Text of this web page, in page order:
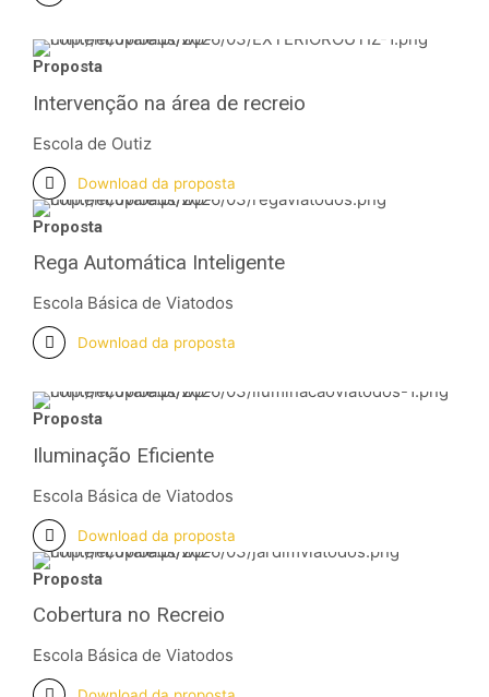
Proposta
Intervenção na área de recreio
Escola de Outiz
Download da proposta
Proposta
Rega Automática Inteligente
Escola Básica de Viatodos
Download da proposta
Proposta
Iluminação Eficiente
Escola Básica de Viatodos
Download da proposta
Proposta
Cobertura no Recreio
Escola Básica de Viatodos